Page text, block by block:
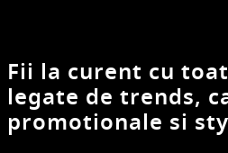
Fii la curent cu
legate de trends,
promotionale si